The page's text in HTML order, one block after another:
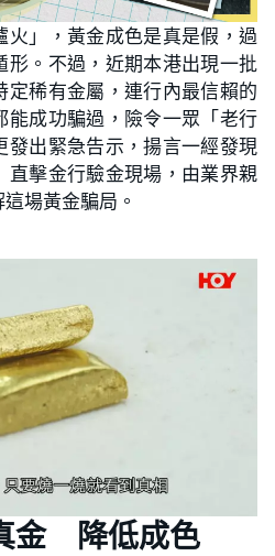
火」，黃金成色是真是假，過
形。不過，近期本港出現一批
定稀有金屬，連行內最信賴的
能成功騙過，險令一眾「老行
發出緊急告示，揚言一經發現
直擊金行驗金現場，由業界親
場黃金騙局。
金 降低成色